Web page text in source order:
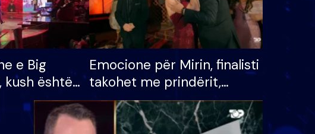
e Big
kush është
lë shtëpinë
për
Emocione për Mirin, finalisti
takohet me prindërit,
vajzën dhe bashkëshorten:
S’kemi ndonjë letër divorci